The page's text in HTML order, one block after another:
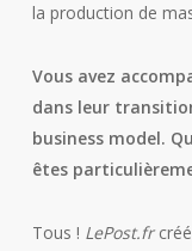
la production de
Vous avez
dans leur
business model.
êtes
Tous ! LePost.fr